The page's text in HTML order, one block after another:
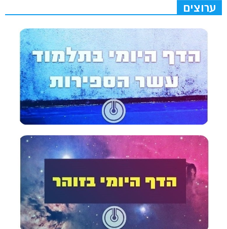
ערוצים